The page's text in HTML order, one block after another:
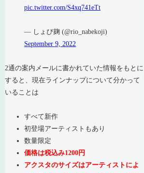
pic.twitter.com/S4xq741eTt
— しょぴ麹 (@rio_nabekoji)
September 9, 2022
2通の案内メールに書かれていた情報をもとに
すると、現在ラインナップについて分かって
いることは
すべて新作
初登場アーティストもあり
数量限定
価格は税込み1200円
アクスタのサイズはアーティストによ